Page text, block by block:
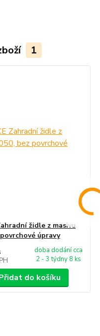
1
židle z masivu
úpravy
doba dodání cca
2 - 3 týdny 8 ks
do košíku